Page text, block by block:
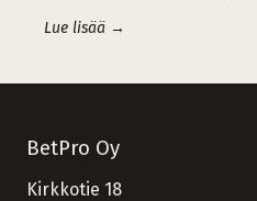
Lue lisää →
BetPro Oy
Kirkkotie 18